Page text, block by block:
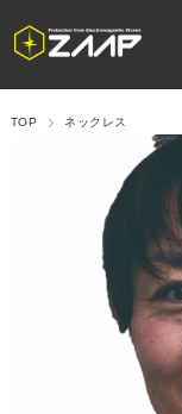
TOP ネックレス